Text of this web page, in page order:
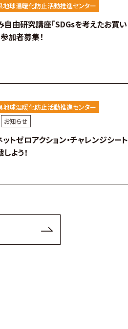
地球温暖化防止活動推進センター
自由研究講座「SDGsを考えたお買い
加者募集！
地球温暖化防止活動推進センター
お知らせ
ットゼロアクション‧チャレンジシート
よう！